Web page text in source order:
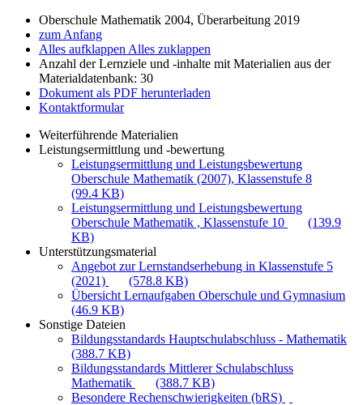
Oberschule Mathematik 2004, Überarbeitung 2019
zum Anfang
Alles aufklappen Alles zuklappen
Anzahl der Lernziele und -inhalte mit Materialien aus der
Materialdatenbank: 30
Dokument als PDF herunterladen
Kontaktformular
Weiterführende Materialien
Leistungsermittlung und -bewertung
Leistungsermittlung und Leistungsbewertung
Oberschule Mathematik (2007), Klassenstufe 8
(99.4 KB)
Leistungsermittlung und Leistungsbewertung
Oberschule Mathematik , Klassenstufe 10
(139.9
KB)
Unterstützungsmaterial
Angebot zur Lernstandserhebung in Klassenstufe 5
(2021)
(578.8 KB)
Übersicht Lernaufgaben Oberschule und Gymnasium
(46.9 KB)
Sonstige Dateien
Bildungsstandards Hauptschulabschluss - Mathematik
(388.7 KB)
Bildungsstandards Mittlerer Schulabschluss
Mathematik
(388.7 KB)
Besondere Rechenschwierigkeiten (bRS)